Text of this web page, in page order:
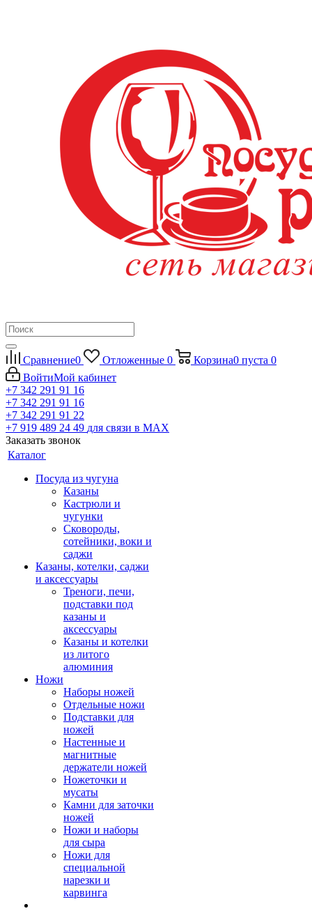
Сравнение0 Отложенные 0 Корзина0 пуста 0
ВойтиМой кабинет
+7 342 291 91 16
+7 342 291 91 16
+7 342 291 91 22
+7 919 489 24 49 для связи в МАХ
Заказать звонок
Каталог
Посуда из чугуна
Казаны
Кастрюли и
чугунки
Сковороды,
сотейники, воки и
саджи
Казаны, котелки, саджи
и аксессуары
Треноги, печи,
подставки под
казаны и
аксессуары
Казаны и котелки
из литого
алюминия
Ножи
Наборы ножей
Отдельные ножи
Подставки для
ножей
Настенные и
магнитные
держатели ножей
Ножеточки и
мусаты
Камни для заточки
ножей
Ножи и наборы
для сыра
Ножи для
специальной
нарезки и
карвинга